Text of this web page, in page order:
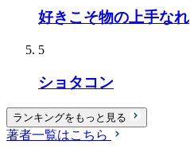
好きこそ物の上手なれ
5
ショタコン
ランキングをもっと見る
著者一覧はこちら